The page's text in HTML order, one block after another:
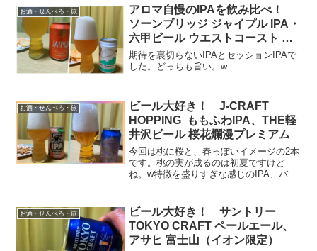
お酒・せんべろ・旅
アロマ自慢のIPAを飲み比べ！
ソーンブリッジ ジャイプル IPA・
六甲ビール ウエストコースト セ
ッション IPA
期待を裏切らないIPAとセッションIPAで
した。どっちも旨い。w
お酒・せんべろ・旅
ビール大好き！ J-CRAFT
HOPPING ももふわIPA、THE軽
井沢ビール 桜花爛漫プレミアム
今回は桃に桜と、春っぽいイメージの2本
です。桃の実が成るのは初夏ですけど
ね。w特徴を盛りすぎな感じのIPA、バラ
CRAFT HOPPING ももふわIPAももふ
わ...
お酒・せんべろ・旅
ビール大好き！ サントリー
TOKYO CRAFT ペールエール、
アサヒ 富士山（イオン限定）